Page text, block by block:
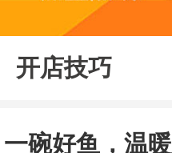
开店技巧
一碗好鱼，温